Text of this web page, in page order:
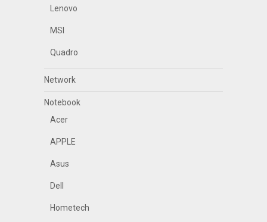
Lenovo
MSI
Quadro
Network
Notebook
Acer
APPLE
Asus
Dell
Hometech